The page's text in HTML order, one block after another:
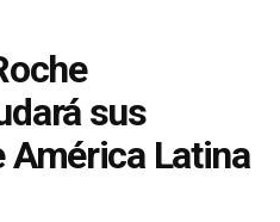
sus
América Latina